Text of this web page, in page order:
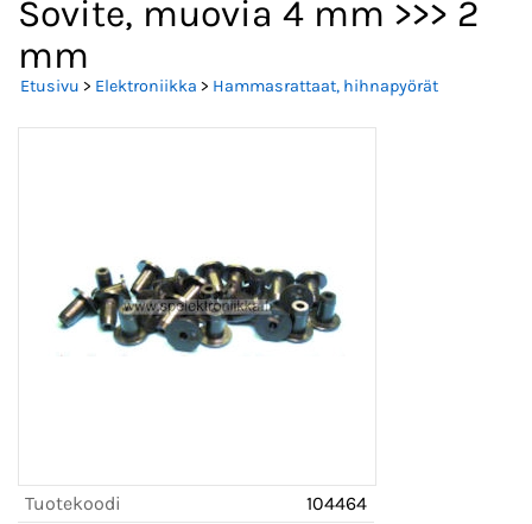
Sovite, muovia 4 mm >>> 2
mm
Etusivu > Elektroniikka > Hammasrattaat, hihnapyörät
Tuotekoodi
104464